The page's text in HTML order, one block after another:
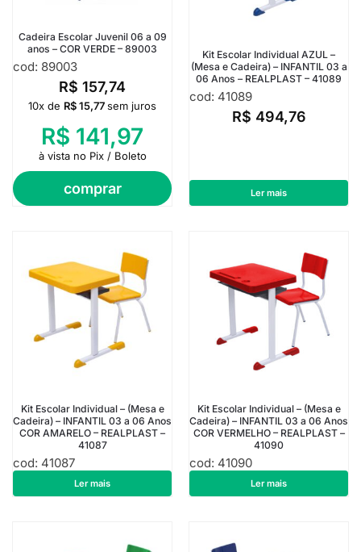
Cadeira Escolar Juvenil 06 a 09
anos – COR VERDE – 89003
cod: 89003
R$ 157,74
comprar
10x de R$15,77sem juros
R$ 141,97
à vista no Pix / Boleto
Kit Escolar Individual AZUL –
(Mesa e Cadeira) – INFANTIL 03 a
06 Anos – REALPLAST – 41089
cod: 41089
R$ 494,76
Ler mais
Kit Escolar Individual – (Mesa e
Cadeira) – INFANTIL 03 a 06 Anos
COR AMARELO – REALPLAST –
41087
cod: 41087
R$494,76
Ler mais
Kit Escolar Individual – (Mesa e
Cadeira) – INFANTIL 03 a 06 Anos
COR VERMELHO – REALPLAST –
41090
cod: 41090
R$494,76
Ler mais